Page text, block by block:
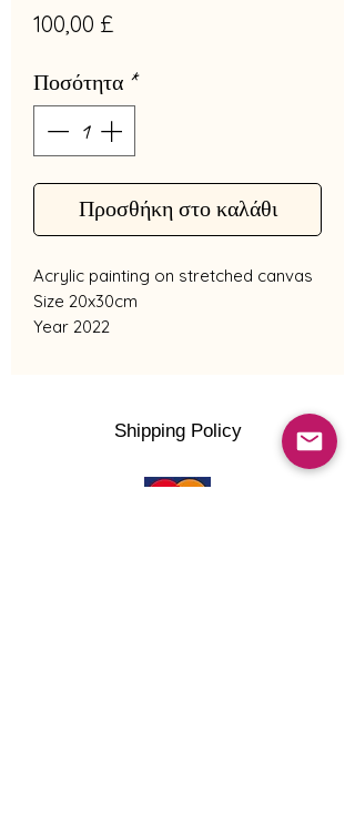
100,00 £Τιμή
Ποσότητα *
Προσθήκη στο καλάθι
Acrylic painting on stretched canvas
Size 20x30cm
Year 2022
Shipping Policy